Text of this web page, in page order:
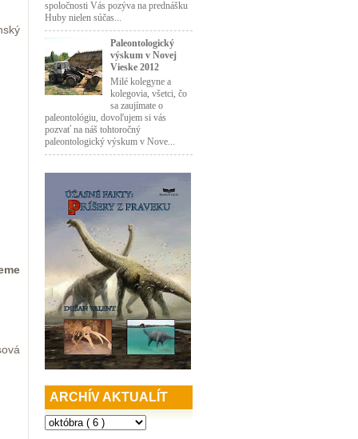
spoločnosti Vás pozýva na prednášku
Huby nielen súčas...
Paleontologický
výskum v Novej
Vieske 2012
Milé kolegyne a
kolegovia, všetci, čo
sa zaujímate o
paleontológiu, dovoľujem si vás
pozvať na náš tohtoročný
paleontologický výskum v Nove...
ARCHÍV AKTUALÍT